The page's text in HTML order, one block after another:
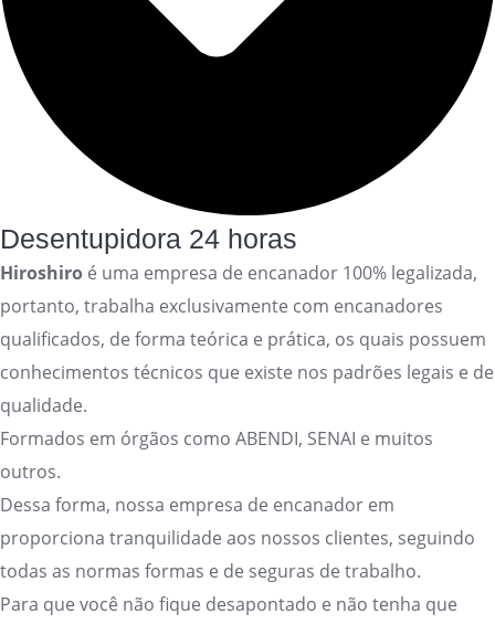
Desentupidora 24 horas
Hiroshiro é uma empresa de encanador 100% legalizada,
portanto, trabalha exclusivamente com encanadores
qualificados, de forma teórica e prática, os quais possuem
conhecimentos técnicos que existe nos padrões legais e de
qualidade.
Formados em órgãos como ABENDI, SENAI e muitos
outros.
Dessa forma, nossa empresa de encanador em
proporciona tranquilidade aos nossos clientes, seguindo
todas as normas formas e de seguras de trabalho.
Para que você não fique desapontado e não tenha que